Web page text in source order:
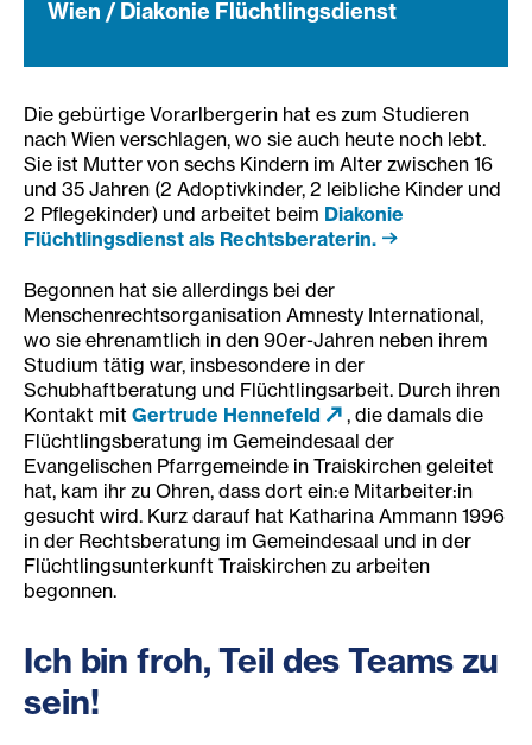
Wien / Diakonie Flüchtlingsdienst
Die gebürtige Vorarlbergerin hat es zum Studieren
nach Wien verschlagen, wo sie auch heute noch lebt.
Sie ist Mutter von sechs Kindern im Alter zwischen 16
und 35 Jahren (2 Adoptivkinder, 2 leibliche Kinder und
2 Pflegekinder) und arbeitet beim Diakonie
Flüchtlingsdienst als Rechtsberaterin.
Begonnen hat sie allerdings bei der
Menschenrechtsorganisation Amnesty International,
wo sie ehrenamtlich in den 90er-Jahren neben ihrem
Studium tätig war, insbesondere in der
Schubhaftberatung und Flüchtlingsarbeit. Durch ihren
Kontakt mit Gertrude Hennefeld
, die damals die
Flüchtlingsberatung im Gemeindesaal der
Evangelischen Pfarrgemeinde in Traiskirchen geleitet
hat, kam ihr zu Ohren, dass dort ein:e Mitarbeiter:in
gesucht wird. Kurz darauf hat Katharina Ammann 1996
in der Rechtsberatung im Gemeindesaal und in der
Flüchtlingsunterkunft Traiskirchen zu arbeiten
begonnen.
Ich bin froh, Teil des Teams zu
sein!